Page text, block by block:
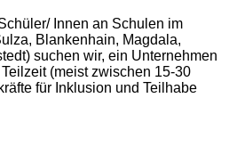
Innen an Schulen im
Blankenhain, Magdala,
suchen wir, ein Unternehmen
(meist zwischen 15-30
für Inklusion und Teilhabe